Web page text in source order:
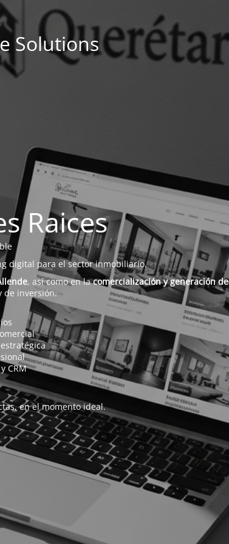
Solutions
Raices
digital para el sector inmobiliario.
, así como en lacomercialización y generación de
de inversión.
CRM
en el momento ideal.